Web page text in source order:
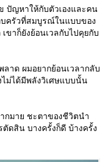
ปัญหาให้กับตัวเองและคน
บครัวที่สมบูรณ์ในแบบของ
ขาก็ยังย้อนเวลกับไปคุยกับ
าด ผมอยากย้อนเวลากลับ
ม่ได้มีพลังวิเศษแบบนั้น
กมาย ชะตาของชีวิตนำ
ตัดสิน บางครั้งก็ดี บ้างครั้ง